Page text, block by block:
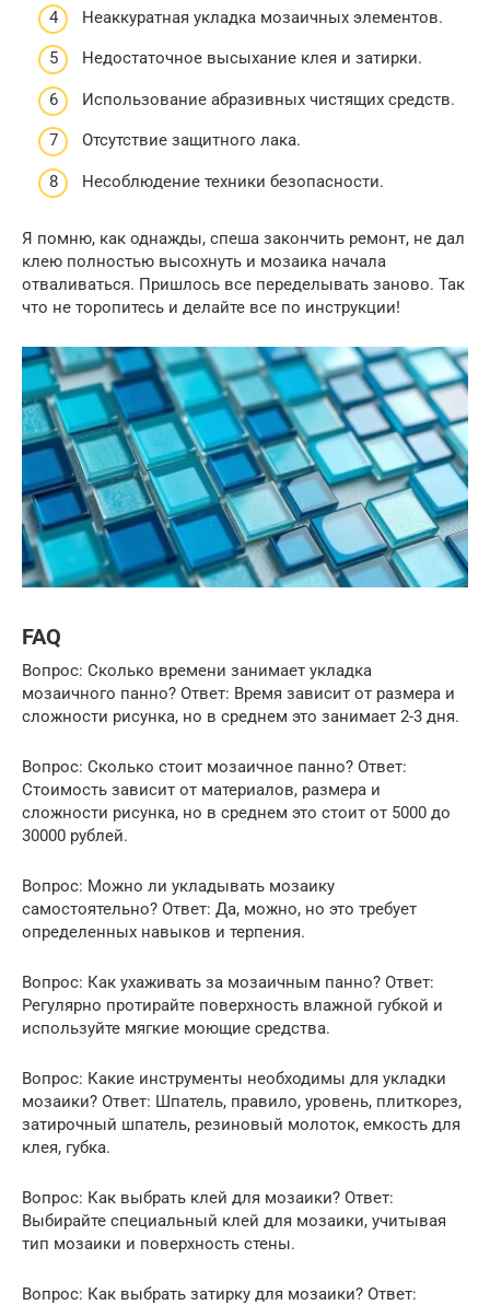
Неаккуратная укладка мозаичных элементов.
Недостаточное высыхание клея и затирки.
Использование абразивных чистящих средств.
Отсутствие защитного лака.
Несоблюдение техники безопасности.
Я помню, как однажды, спеша закончить ремонт, не дал
клею полностью высохнуть и мозаика начала
отваливаться. Пришлось все переделывать заново. Так
что не торопитесь и делайте все по инструкции!
FAQ
Вопрос: Сколько времени занимает укладка
мозаичного панно? Ответ: Время зависит от размера и
сложности рисунка, но в среднем это занимает 2-3 дня.
Вопрос: Сколько стоит мозаичное панно? Ответ:
Стоимость зависит от материалов, размера и
сложности рисунка, но в среднем это стоит от 5000 до
30000 рублей.
Вопрос: Можно ли укладывать мозаику
самостоятельно? Ответ: Да, можно, но это требует
определенных навыков и терпения.
Вопрос: Как ухаживать за мозаичным панно? Ответ:
Регулярно протирайте поверхность влажной губкой и
используйте мягкие моющие средства.
Вопрос: Какие инструменты необходимы для укладки
мозаики? Ответ: Шпатель, правило, уровень, плиткорез,
затирочный шпатель, резиновый молоток, емкость для
клея, губка.
Вопрос: Как выбрать клей для мозаики? Ответ:
Выбирайте специальный клей для мозаики, учитывая
тип мозаики и поверхность стены.
Вопрос: Как выбрать затирку для мозаики? Ответ: